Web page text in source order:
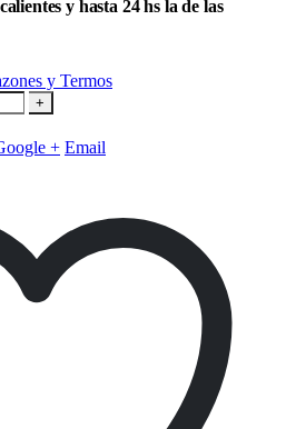
y hasta 24 hs la de las
y Termos
+
+ Email